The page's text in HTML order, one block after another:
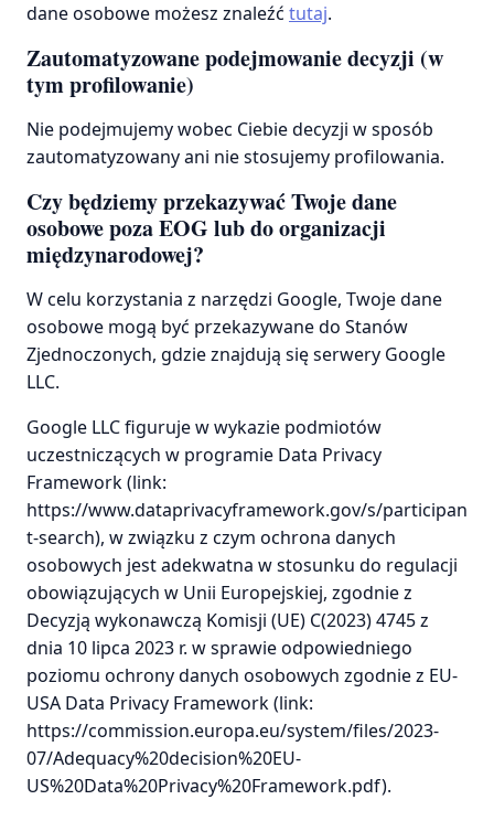
dane osobowe możesz znaleźć tutaj.
Zautomatyzowane podejmowanie decyzji (w
tym profilowanie)
Nie podejmujemy wobec Ciebie decyzji w sposób
zautomatyzowany ani nie stosujemy profilowania.
Czy będziemy przekazywać Twoje dane
osobowe poza EOG lub do organizacji
międzynarodowej?
W celu korzystania z narzędzi Google, Twoje dane
osobowe mogą być przekazywane do Stanów
Zjednoczonych, gdzie znajdują się serwery Google
LLC.
Google LLC figuruje w wykazie podmiotów
uczestniczących w programie Data Privacy
Framework (link:
https://www.dataprivacyframework.gov/s/participan
t-search), w związku z czym ochrona danych
osobowych jest adekwatna w stosunku do regulacji
obowiązujących w Unii Europejskiej, zgodnie z
Decyzją wykonawczą Komisji (UE) C(2023) 4745 z
dnia 10 lipca 2023 r. w sprawie odpowiedniego
poziomu ochrony danych osobowych zgodnie z EU-
USA Data Privacy Framework (link:
https://commission.europa.eu/system/files/2023-
07/Adequacy%20decision%20EU-
US%20Data%20Privacy%20Framework.pdf).